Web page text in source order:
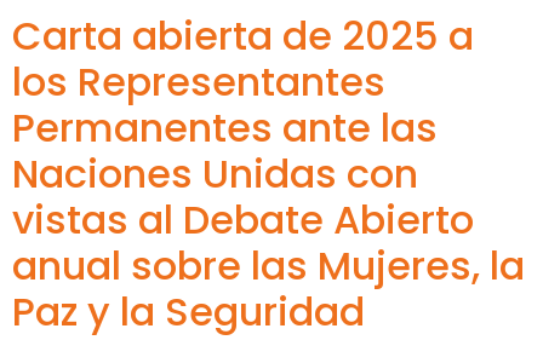
Carta abierta de 2025 a
los Representantes
Permanentes ante las
Naciones Unidas con
vistas al Debate Abierto
anual sobre las Mujeres, la
Paz y la Seguridad